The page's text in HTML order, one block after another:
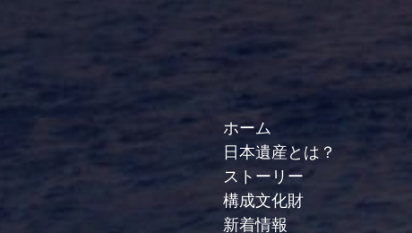
ホーム
日本遺産とは？
ストーリー
構成文化財
新着情報